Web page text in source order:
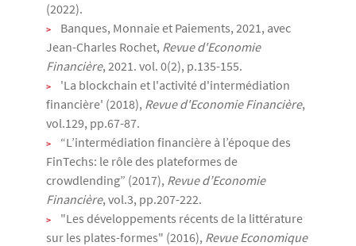
(2022).
Banques, Monnaie et Paiements, 2021, avec
Jean-Charles Rochet, Revue d'Economie
Financière, 2021. vol. 0(2), p.135-155.
'La blockchain et l'activité d'intermédiation
financière' (2018), Revue d'Economie Financière,
vol.129, pp.67-87.
“L’intermédiation financière à l’époque des
FinTechs: le rôle des plateformes de
crowdlending” (2017), Revue d’Economie
Financière, vol.3, pp.207-222.
"Les développements récents de la littérature
sur les plates-formes" (2016), Revue Economique